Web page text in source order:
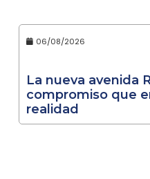
06/08/2026
La nueva avenida
compromiso que
realidad